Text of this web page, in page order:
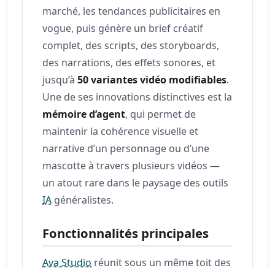
marché, les tendances publicitaires en
vogue, puis génère un brief créatif
complet, des scripts, des storyboards,
des narrations, des effets sonores, et
jusqu’à50 variantes vidéo modifiables.
Une de ses innovations distinctives est la
mémoire d’agent, qui permet de
maintenir la cohérence visuelle et
narrative d’un personnage ou d’une
mascotte à travers plusieurs vidéos —
un atout rare dans le paysage des outils
IA généralistes.
Fonctionnalités principales
Ava Studio réunit sous un même toit des